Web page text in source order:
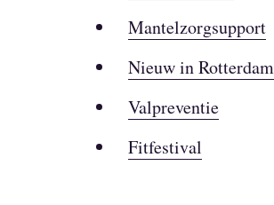
Mantelzorgsupport
Nieuw in Rotterdam
Valpreventie
Fitfestival